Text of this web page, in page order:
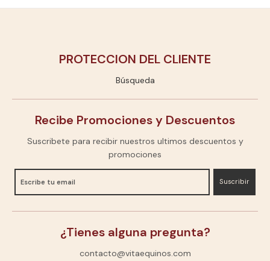
PROTECCION DEL CLIENTE
Búsqueda
Recibe Promociones y Descuentos
Suscribete para recibir nuestros ultimos descuentos y
promociones
Suscribir
¿Tienes alguna pregunta?
contacto@vitaequinos.com